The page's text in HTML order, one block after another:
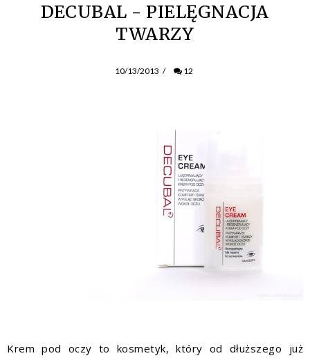
DECUBAL - PIELĘGNACJA
TWARZY
10/13/2013 / 12
Krem pod oczy to kosmetyk, który od dłuższego już